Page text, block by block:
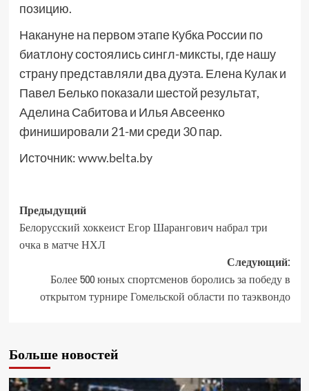
позицию.
Накануне на первом этапе Кубка России по
биатлону состоялись сингл-миксты, где нашу
страну представляли два дуэта. Елена Кулак и
Павел Белько показали шестой результат,
Аделина Сабитова и Илья Авсеенко
финишировали 21-ми среди 30 пар.
Источник:www.belta.by
Предыдущий
Белорусский хоккеист Егор Шарангович набрал три
очка в матче НХЛ
Следующий:
Более 500 юных спортсменов боролись за победу в
открытом турнире Гомельской области по таэквондо
Больше новостей